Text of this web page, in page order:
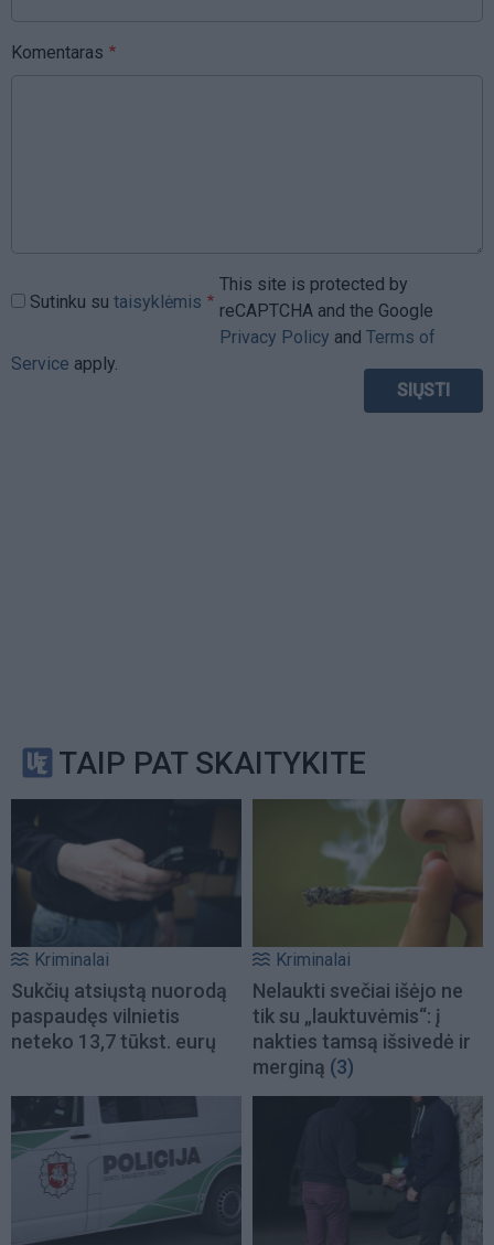
Komentaras
Sutinku su taisyklėmis
This site is protected by
reCAPTCHA and the Google
Privacy Policy and Terms of
Service apply.
TAIP PAT SKAITYKITE
Kriminalai
Sukčių atsiųstą nuorodą
paspaudęs vilnietis
neteko 13,7 tūkst. eurų
Kriminalai
Nelaukti svečiai išėjo ne
tik su „lauktuvėmis“: į
nakties tamsą išsivedė ir
merginą (3)